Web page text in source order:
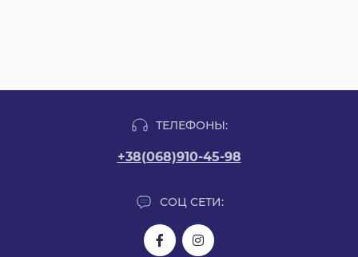
ТЕЛЕФОНЫ:
+38(068)910-45-98
СОЦ СЕТИ: